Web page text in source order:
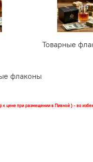
Товарные
флаконы
к цене при размещении в Пивной ) - во